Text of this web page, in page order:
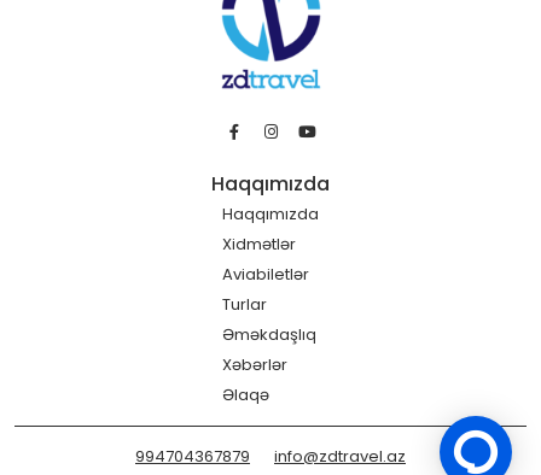
Haqqımızda
Haqqımızda
Xidmətlər
Aviabiletlər
Turlar
Əməkdaşlıq
Xəbərlər
Əlaqə
994704367879 info@zdtravel.az